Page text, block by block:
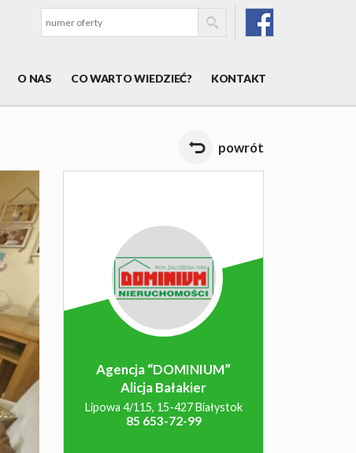
O NAS CO WARTO WIEDZIEĆ? KONTAKT
powrót
Agencja “DOMINIUM”
Alicja Bałakier
Lipowa 4/115, 15-427 Białystok
85 653-72-99